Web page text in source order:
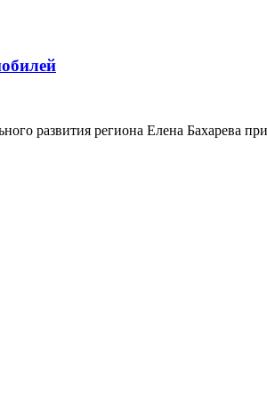
развития региона Елена Бахарева